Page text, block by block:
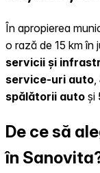
În apropierea
o rază de 15 km în
servicii și
service-uri auto,
spălătorii auto și
De ce să
în